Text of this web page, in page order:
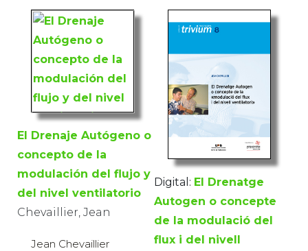
El Drenaje Autógeno o
concepto de la
modulación del flujo y
del nivel ventilatorio
Chevaillier, Jean
Jean Chevaillier
Digital: El Drenatge
Autogen o concepte
de la modulació del
flux i del nivell